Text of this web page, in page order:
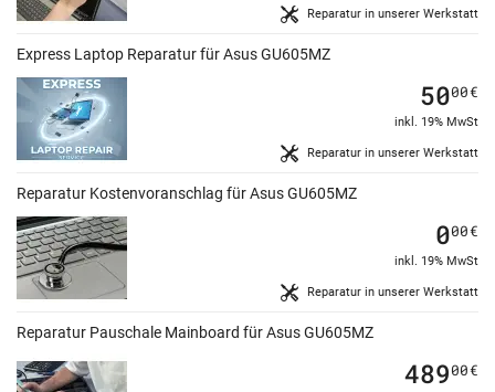
Reparatur in unserer Werkstatt
Express Laptop Reparatur für Asus GU605MZ
Reparatur in unserer Werkstatt
5000€
inkl. 19% MwSt
Reparatur Kostenvoranschlag für Asus GU605MZ
Reparatur in unserer Werkstatt
000€
inkl. 19% MwSt
Reparatur Pauschale Mainboard für Asus GU605MZ
48900€